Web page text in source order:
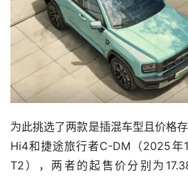
为此挑选了两款是插混车型且价格
Hi4和捷途旅行者C-DM（2025年
T2），两者的起售价分别为